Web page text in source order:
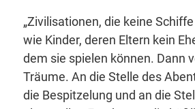
„Zivilisationen, die keine
wie Kinder, deren Eltern kein
dem sie spielen können. Dann
Träume. An die Stelle des
die Bespitzelung und an die